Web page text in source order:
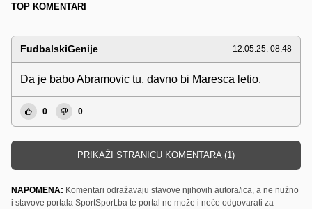
TOP KOMENTARI
FudbalskiGenije 12.05.25. 08:48
Da je babo Abramovic tu, davno bi Maresca letio.
0 0
PRIKAŽI STRANICU KOMENTARA (1)
NAPOMENA: Komentari odražavaju stavove njihovih autora/ica, a ne nužno
i stavove portala SportSport.ba te portal ne može i neće odgovarati za